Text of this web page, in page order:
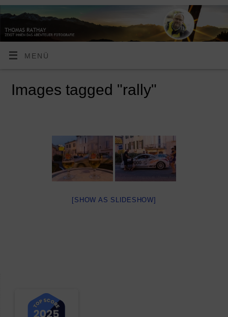
MENÜ
Images tagged "rally"
[SHOW AS SLIDESHOW]